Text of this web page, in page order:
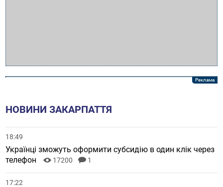
НОВИНИ ЗАКАРПАТТЯ
18:49
Українці зможуть оформити субсидію в один клік через
телефон
17200 1
17:22